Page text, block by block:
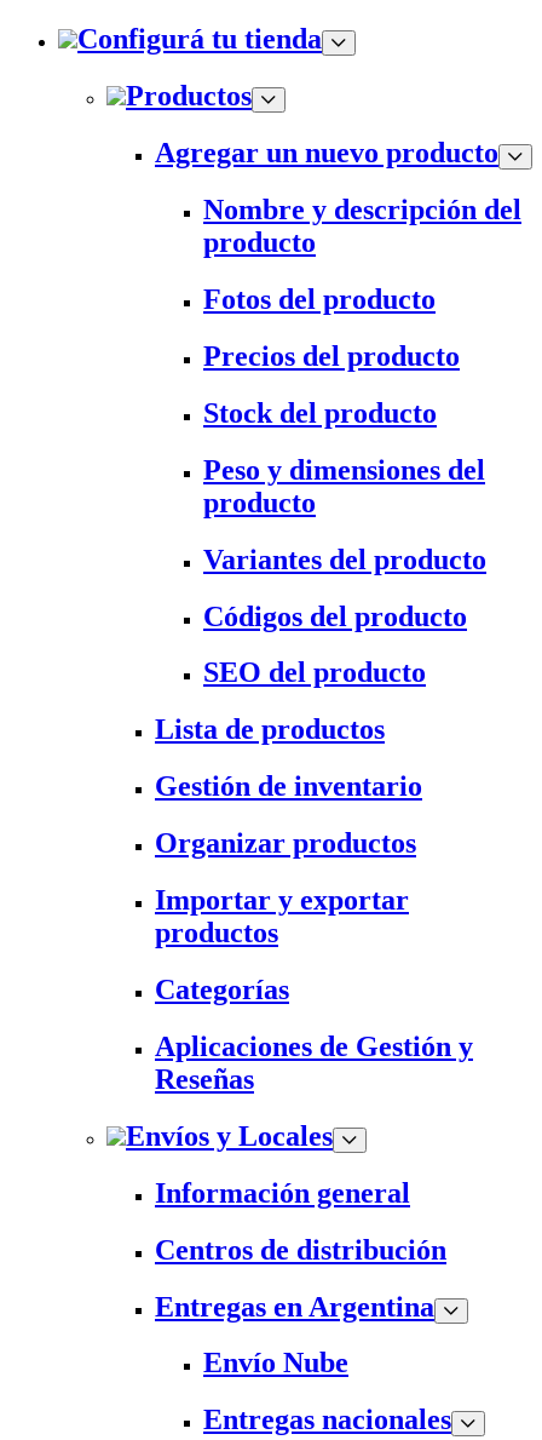
Configurá tu tienda
Productos
Agregar un nuevo producto
Nombre y descripción del
producto
Fotos del producto
Precios del producto
Stock del producto
Peso y dimensiones del
producto
Variantes del producto
Códigos del producto
SEO del producto
Lista de productos
Gestión de inventario
Organizar productos
Importar y exportar
productos
Categorías
Aplicaciones de Gestión y
Reseñas
Envíos y Locales
Información general
Centros de distribución
Entregas en Argentina
Envío Nube
Entregas nacionales